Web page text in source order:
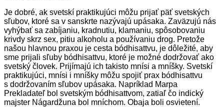
Je dobré, ak svetskí praktikujúci môžu prijať päť svetských
sľubov, ktoré sa v sanskrte nazývajú upásaka. Zaväzujú nás
vyhýbať sa zabíjaniu, kradnutiu, klamaniu, spôsobovaniu
krivdy skrz sex, pitiu alkoholu a používaniu drog. Pretože
našou hlavnou praxou je cesta bódhisattvu, je dôležité, aby
sme prijali sľuby bódhisattvu, ktoré je možné dodržovať ako
svetský človek. Prijímajú ich takisto mnísi a mníšky. Svetskí
praktikujúci, mnísi i mníšky môžu spojiť prax bódhisattvu
s dodržovaním sľubov upásaka. Napríklad Marpa
Prekladateľ bol svetským bódhisattvom, zatiaľ čo indický
majster Nágardžuna bol mníchom. Obaja boli osvietení.